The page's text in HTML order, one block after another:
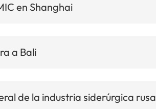
en Shanghai
a Bali
de la industria siderúrgica rusa